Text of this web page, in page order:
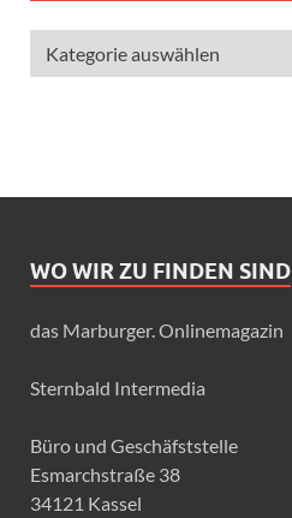
WO WIR ZU FINDEN SIND
das Marburger. Onlinemagazin
Sternbald Intermedia
Büro und Geschäfststelle
Esmarchstraße 38
34121 Kassel